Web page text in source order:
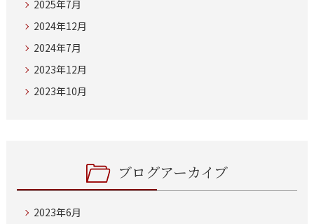
2025年7月
2024年12月
2024年7月
2023年12月
2023年10月
ブログアーカイブ
2023年6月